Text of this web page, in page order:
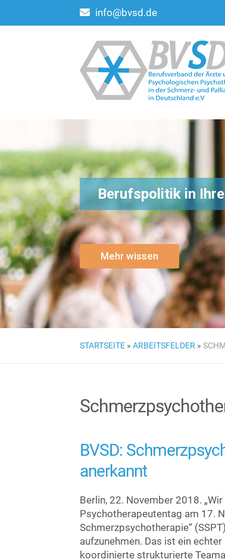
info@bvsd.de
Mehr wissen
Berufspolitik in
STARTSEITE »ARBEITSFELDER »
BVSD:
anerkannt
Berlin, 22. November 2018.
Psychotherapeutentag am 17.
Schmerzpsychotherapie“
aufzunehmen. Das ist ein
koordinierte strukturierte